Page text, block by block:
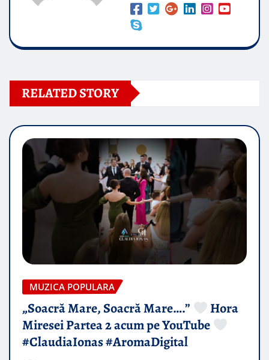
RELATED STORY
MUZICA POPULARA
„Soacră Mare, Soacră Mare….”
Hora
Miresei Partea 2 acum pe YouTube
#ClaudiaIonas #AromaDigital